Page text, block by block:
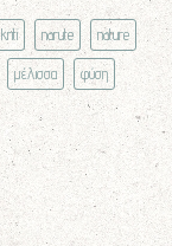
kriti narute nature
μέλισσα φύση